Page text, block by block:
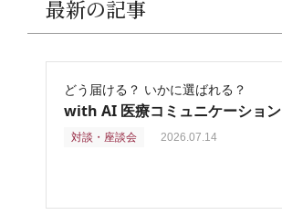
最新の記事
どう届ける？ いかに選ばれる？
with AI 医療コミュニケーション
対談・座談会 2026.07.14